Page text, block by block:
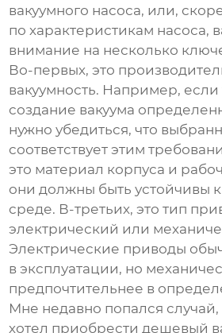
вакуумного насоса, или,
по характеристикам насоса,
внимание на несколько
Во-первых, это
вакуумность. Например, если
создание вакуума
нужно убедиться, что
соответствует этим
это материал корпуса и
они должны быть устойчивы
среде. В-третьих, это тип
электрический или
Электрические приводы
в эксплуатации, но
предпочтительнее в
Мне недавно попался случай,
хотел приобрестидешевый